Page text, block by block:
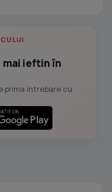
mai ieftin în
prima întrebare cu